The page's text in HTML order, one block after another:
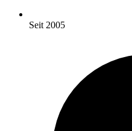
Seit 2005